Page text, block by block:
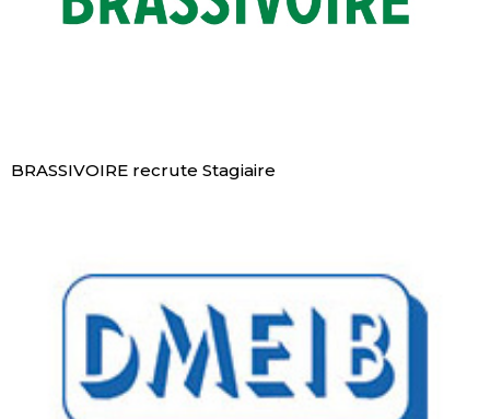
BRASSIVOIRE recrute Stagiaire